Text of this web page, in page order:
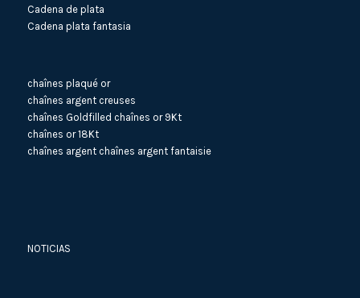
Cadena de plata
Cadena plata fantasia
chaînes plaqué or
chaînes argent creuses
chaînes Goldfilled chaînes or 9Kt
chaînes or 18Kt
chaînes argent chaînes argent fantaisie
NOTICIAS